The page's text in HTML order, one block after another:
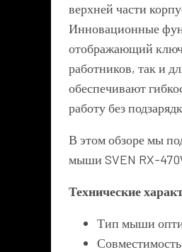
верхней части
Инновационные
отображающий
работников, так и
обеспечивают
работу без
В этом обзоре мы
мыши SVEN RX-
Технические
Тип мыши